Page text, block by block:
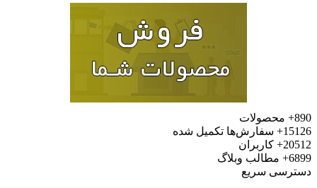
محصولات
سفارش‌ها تکمیل شده
کاربران
مطالب وبلاگ
سریع